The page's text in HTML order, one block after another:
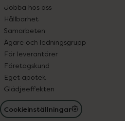
Jobba hos oss
Hållbarhet
Samarbeten
Ägare och ledningsgrupp
För leverantörer
Företagskund
Eget apotek
Glädjeeffekten
Cookieinställningar